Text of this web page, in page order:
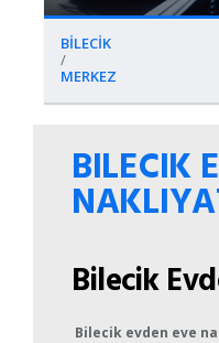
BİLECİK
/
MERKEZ
BILECIK
Bilecik
Bilecik evden eve